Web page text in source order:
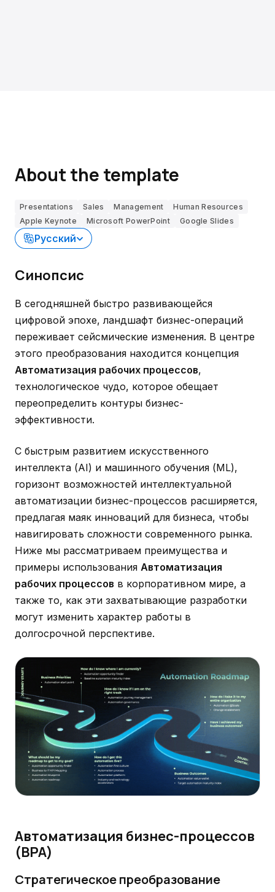
About the template
Presentations Sales Management
Human Resources
Apple Keynote
Microsoft PowerPoint Google Slides
Русский
Синопсис
В сегодняшней быстро развивающейся
цифровой эпохе, ландшафт бизнес-операций
переживает сейсмические изменения. В центре
этого преобразования находится концепция
Автоматизация рабочих процессов,
технологическое чудо, которое обещает
переопределить контуры бизнес-
эффективности.
С быстрым развитием искусственного
интеллекта (AI) и машинного обучения (ML),
горизонт возможностей интеллектуальной
автоматизации бизнес-процессов расширяется,
предлагая маяк инноваций для бизнеса, чтобы
навигировать сложности современного рынка.
Ниже мы рассматриваем преимущества и
примеры использования Автоматизация
рабочих процессов в корпоративном мире, а
также то, как эти захватывающие разработки
могут изменить характер работы в
долгосрочной перспективе.
Автоматизация бизнес-процессов
(BPA)
Стратегическое преобразование